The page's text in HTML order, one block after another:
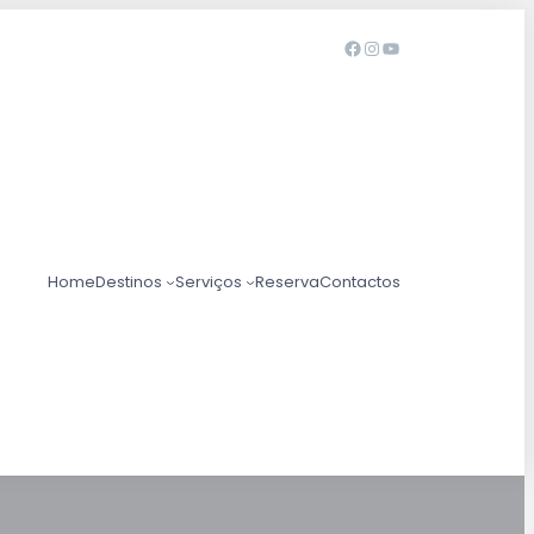
HomeDestinos Serviços ReservaContactos